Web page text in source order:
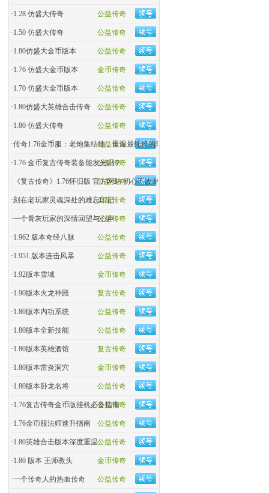
公益传奇
·1.28 仿盛大传奇
公益传奇
·1.50 仿盛大传奇
公益传奇
·1.80仿盛大金币版本
金币传奇
·1.76 仿盛大金币版本
公益传奇
·1.70 仿盛大金币版本
公益传奇
·1.80仿盛大英雄合击传奇
公益传奇
·1.80 仿盛大传奇
公益传奇
·传奇1.76金币服：老炮集结地，重温最纯粹的玛法热血！
公益传奇
·1.76 金币复古传奇装备能发光吗？
公益传奇
· 《复古传奇》1.76怀旧版 官方网站 初心不改 经典回归
公益传奇
·刻在老玩家灵魂深处的难忘印记
公益传奇
·一个骨灰玩家的深情回望与心声
公益传奇
·1.962 版本奇经八脉
公益传奇
·1.951 版本连击风暴
金币传奇
·1.92版本雪域
复古传奇
·1.90版本火龙神殿
公益传奇
·1.80版本内功系统
公益传奇
·1.80版本全新技能
复古传奇
·1.80版本英雄酒馆
金币传奇
·1.80版本雷炎洞穴
公益传奇
·1.80版本卧龙名将
公益传奇
·1.76复古传奇金币版挂机必备指南
公益传奇
·1.76金币服法师速升指南
公益传奇
·1.80英雄合击版本深度重温
金币传奇
·1.80 版本 王师教头
公益传奇
·一个传奇人的热血传奇